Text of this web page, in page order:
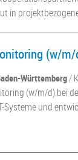
in
(w/m/
Württemberg/
(w/m/d) bei
Systeme und